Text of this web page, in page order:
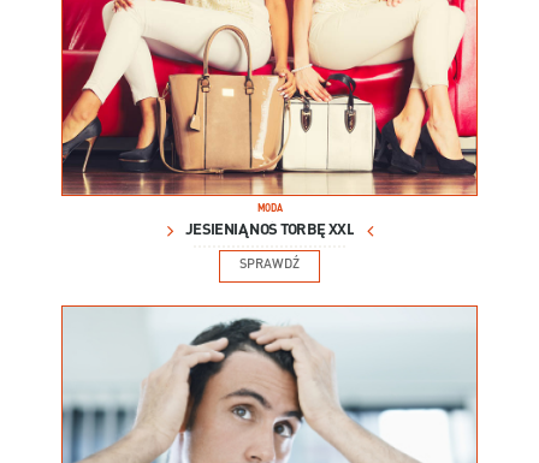
MODA
JESIENIĄ NOŚ TORBĘ XXL
SPRAWDŹ